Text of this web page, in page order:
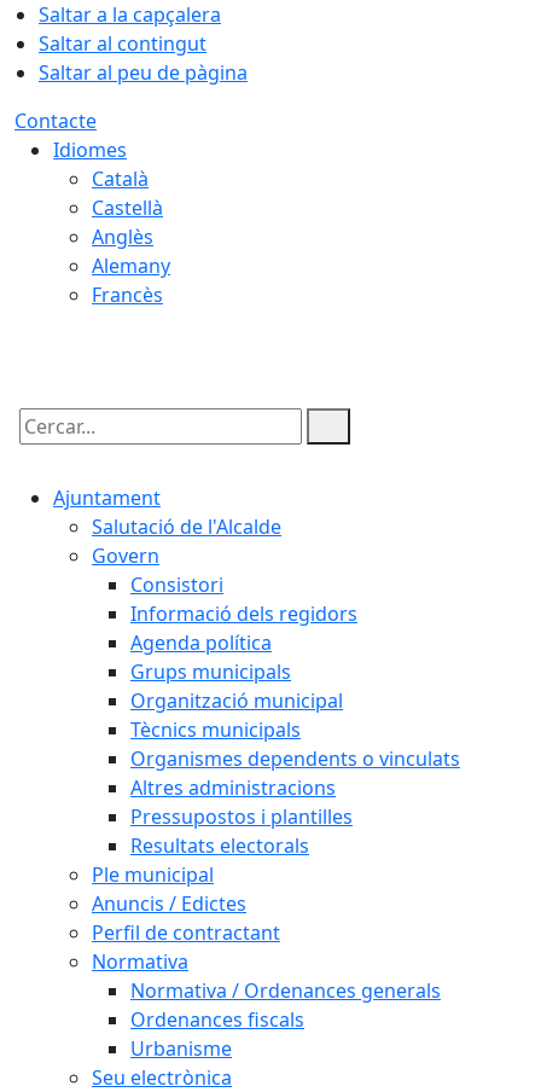
Saltar a la capçalera
Saltar al contingut
Saltar al peu de pàgina
Contacte
Idiomes
Català
Castellà
Anglès
Alemany
Francès
Cercar:
Ajuntament
Salutació de l'Alcalde
Govern
Consistori
Informació dels regidors
Agenda política
Grups municipals
Organització municipal
Tècnics municipals
Organismes dependents o vinculats
Altres administracions
Pressupostos i plantilles
Resultats electorals
Ple municipal
Anuncis / Edictes
Perfil de contractant
Normativa
Normativa / Ordenances generals
Ordenances fiscals
Urbanisme
Seu electrònica